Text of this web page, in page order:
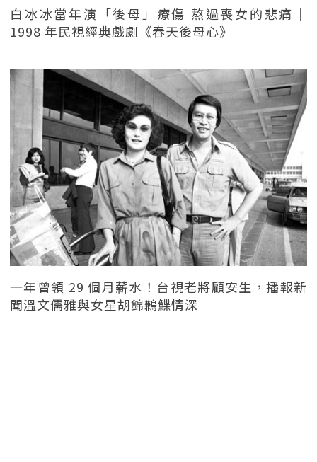
白冰冰當年演「後母」療傷 熬過喪女的悲痛｜
1998 年民視經典戲劇《春天後母心》
一年曾領 29 個月薪水！台視老將顧安生，播報新
聞溫文儒雅與女星胡錦鶼鰈情深